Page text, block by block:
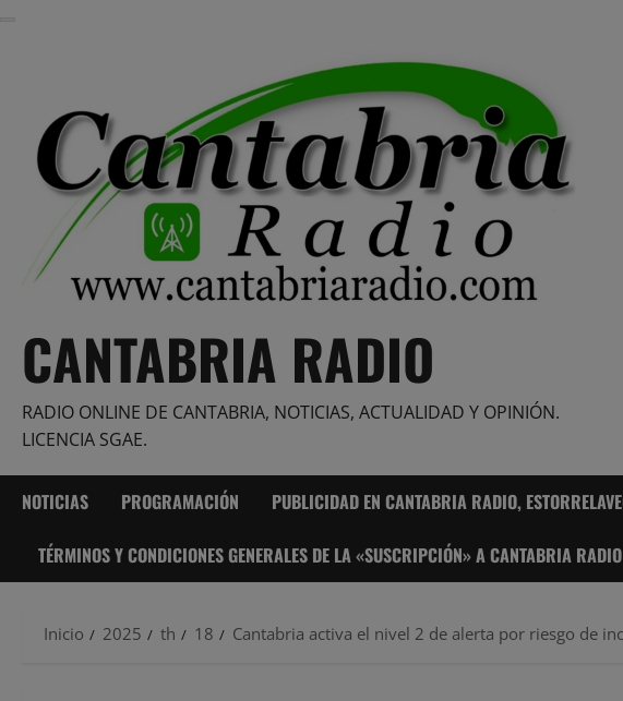
CANTABRIA RADIO
RADIO ONLINE DE CANTABRIA, NOTICIAS, ACTUALIDAD Y OPINIÓN.
LICENCIA SGAE.
NOTICIAS PROGRAMACIÓN PUBLICIDAD EN CANTABRIA RADIO,
TÉRMINOS Y CONDICIONES GENERALES DE LA «SUSCRIPCIÓN» A CANTABRIA RADIO
Inicio 2025 th 18 Cantabria activa el nivel 2 de alerta por riesgo de